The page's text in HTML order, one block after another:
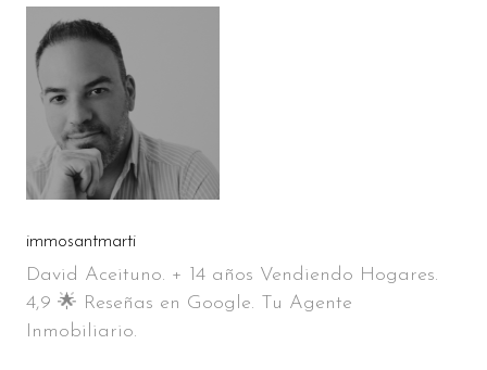
immosantmarti
David Aceituno. + 14 años Vendiendo Hogares.
4,9 🌟 Reseñas en Google. Tu Agente
Inmobiliario.